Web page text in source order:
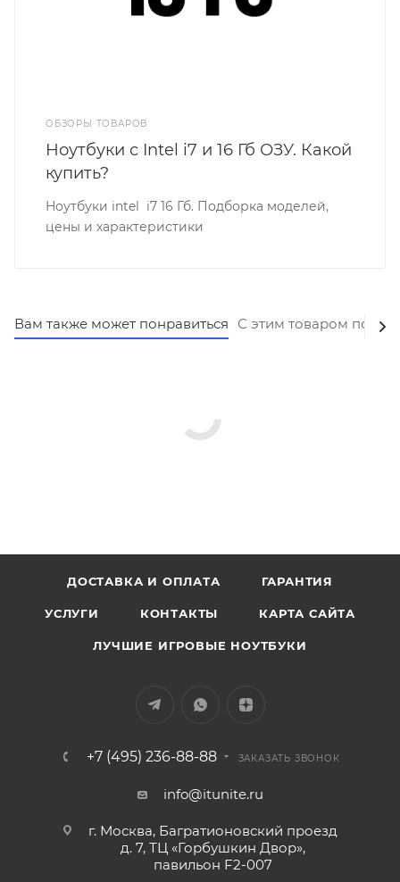
ОБЗОРЫ ТОВАРОВ
Ноутбуки с Intel i7 и 16 Гб ОЗУ. Какой
купить?
Ноутбуки intel i7 16 Гб. Подборка моделей,
цены и характеристики
Вам также может понравиться С этим товаром
ДОСТАВКА И ОПЛАТА ГАРАНТИЯ
УСЛУГИ КОНТАКТЫ КАРТА САЙТА
ЛУЧШИЕ ИГРОВЫЕ НОУТБУКИ
+7 (495) 236-88-88 ЗАКАЗАТЬ ЗВОНОК
info@itunite.ru
г. Москва, Багратионовский проезд
д. 7, ТЦ «Горбушкин Двор»,
павильон F2-007